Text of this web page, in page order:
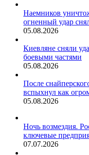
Наемников
огненный удар
05.08.2026
Киевляне сняли
боевыми частями
05.08.2026
После
вспыхнул как
05.08.2026
Ночь возмездия.
ключевые
07.07.2026